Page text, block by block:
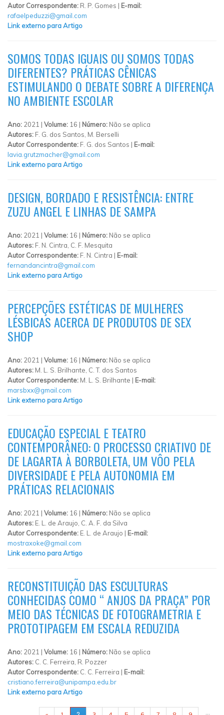
Autor Correspondente: R. P. Gomes | E-mail:
rafaelpeduzzi@gmail.com
Link externo para Artigo
SOMOS TODAS IGUAIS OU SOMOS TODAS
DIFERENTES? PRÁTICAS CÊNICAS
ESTIMULANDO O DEBATE SOBRE A DIFERENÇA
NO AMBIENTE ESCOLAR
Ano: 2021 | Volume: 16 | Número: Não se aplica
Autores: F. G. dos Santos, M. Berselli
Autor Correspondente: F. G. dos Santos | E-mail:
lavia.grutzmacher@gmail.com
Link externo para Artigo
DESIGN, BORDADO E RESISTÊNCIA: ENTRE
ZUZU ANGEL E LINHAS DE SAMPA
Ano: 2021 | Volume: 16 | Número: Não se aplica
Autores: F. N. Cintra, C. F. Mesquita
Autor Correspondente: F. N. Cintra | E-mail:
fernandancintra@gmail.com
Link externo para Artigo
PERCEPÇÕES ESTÉTICAS DE MULHERES
LÉSBICAS ACERCA DE PRODUTOS DE SEX
SHOP
Ano: 2021 | Volume: 16 | Número: Não se aplica
Autores: M. L. S. Brilhante, C. T. dos Santos
Autor Correspondente: M. L. S. Brilhante | E-mail:
marsbxx@gmail.com
Link externo para Artigo
EDUCAÇÃO ESPECIAL E TEATRO
CONTEMPORÂNEO: O PROCESSO CRIATIVO DE
DE LAGARTA À BORBOLETA, UM VÔO PELA
DIVERSIDADE E PELA AUTONOMIA EM
PRÁTICAS RELACIONAIS
Ano: 2021 | Volume: 16 | Número: Não se aplica
Autores: E. L. de Araujo, C. A. F. da Silva
Autor Correspondente: E. L. de Araujo | E-mail:
mostraxoke@gmail.com
Link externo para Artigo
RECONSTITUIÇÃO DAS ESCULTURAS
CONHECIDAS COMO “ ANJOS DA PRAÇA” POR
MEIO DAS TÉCNICAS DE FOTOGRAMETRIA E
PROTOTIPAGEM EM ESCALA REDUZIDA
Ano: 2021 | Volume: 16 | Número: Não se aplica
Autores: C. C. Ferreira, R. Pozzer
Autor Correspondente: C. C. Ferreira | E-mail:
cristiano.ferreira@unipampa.edu.br
Link externo para Artigo
PÁGINAS